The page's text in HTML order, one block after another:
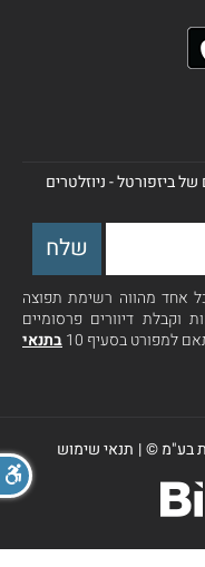
ביזפורטל - ניוזלטרים
אחד מהווה רשימת תפוצה
וקבלת דיוורים פרסומיים
למפורט בסעיף 10
בתנאי
בע"מ ©| תנאי שימוש